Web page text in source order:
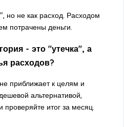
но не как расход. Расходом
потрачены деньги.
- это "утечка", а
расходов?
приближает к целям и
альтернативой,
проверяйте итог за месяц.